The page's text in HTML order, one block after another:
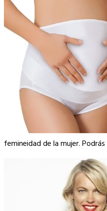
femineidad de la mujer.